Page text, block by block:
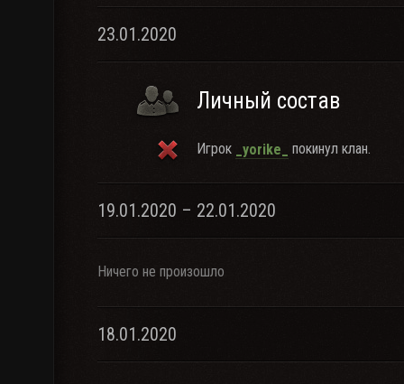
23.01.2020
Личный состав
Игрок _yorike_ покинул клан.
19.01.2020 – 22.01.2020
Ничего не произошло
18.01.2020